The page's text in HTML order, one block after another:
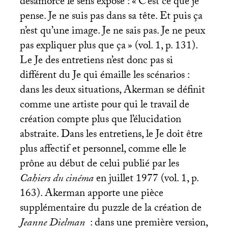
pense. Je ne suis pas dans sa tête. Et puis ça
n’est qu’une image. Je ne sais pas. Je ne peux
pas expliquer plus que ça» (vol. 1, p. 131).
Le Je des entretiens n’est donc pas si
différent du Je qui émaille les scénarios :
dans les deux situations, Akerman se définit
comme une artiste pour qui le travail de
création compte plus que l’élucidation
abstraite. Dans les entretiens, le Je doit être
plus affectif et personnel, comme elle le
prône au début de celui publié par les
Cahiers du cinémaen juillet 1977 (vol. 1, p.
163). Akerman apporte une pièce
supplémentaire du puzzle de la création de
Jeanne Dielman : dans une première version,